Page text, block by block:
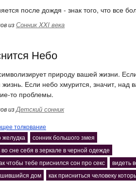
после дождя - знак того, что все
изСонник XXI века
Небо
природу вашей жизни.
жизнь. Если небо хмурится, значит, над
то проблемы.
изДетский сонник
толкование
желудка
сонник большого змея
во сне себя в зеркале в черной одежде
чтобы тебе приснился сон про секс
видеть
дом
как присниться человеку